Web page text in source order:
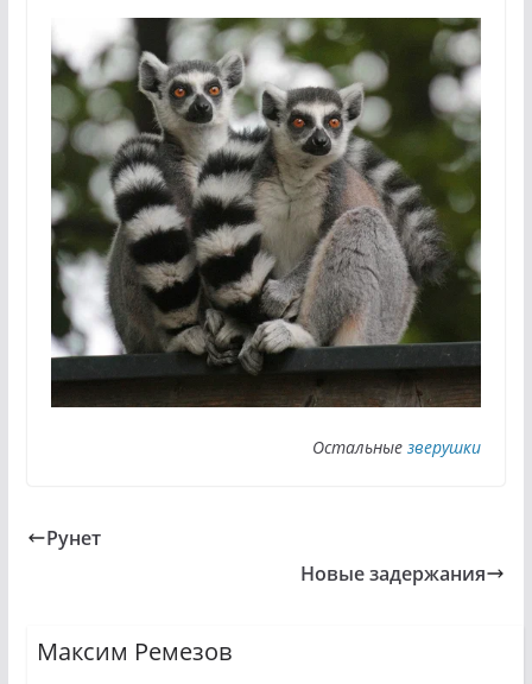
Остальныезверушки
Рунет
Новые задержания
Максим Ремезов